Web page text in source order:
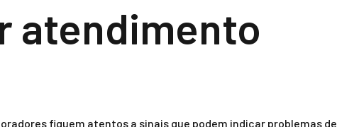
atendimento
fiquem atentos a sinais que podem indicar problemas de